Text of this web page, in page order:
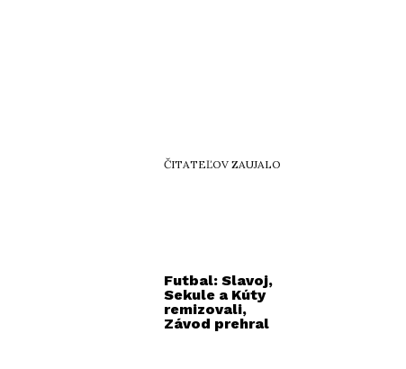
ČITATEĽOV ZAUJALO
Futbal: Slavoj,
Sekule a Kúty
remizovali,
Závod prehral